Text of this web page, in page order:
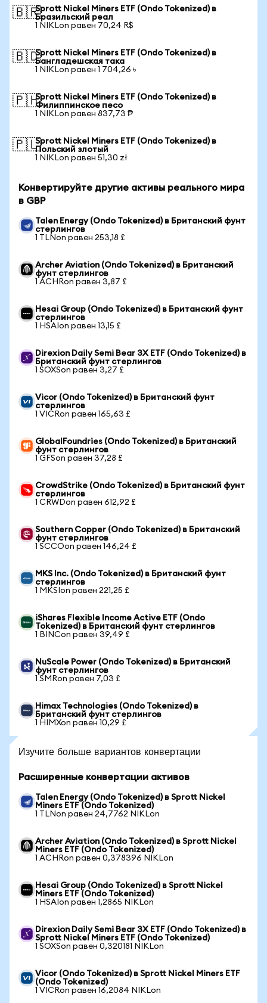
🇧🇷Sprott Nickel Miners ETF (Ondo Tokenized) в
Бразильский реал
1 NIKLon равен 70,24 R$
🇧🇩Sprott Nickel Miners ETF (Ondo Tokenized) в
Бангладешская така
1 NIKLon равен 1 704,26 ৳
🇵🇭Sprott Nickel Miners ETF (Ondo Tokenized) в
Филиппинское песо
1 NIKLon равен 837,73 ₱
🇵🇱Sprott Nickel Miners ETF (Ondo Tokenized) в
Польский злотый
1 NIKLon равен 51,30 zł
Конвертируйте другие активы реального мира
в GBP
Talen Energy (Ondo Tokenized) в Британский фунт
стерлингов
1 TLNon равен 253,18 £
Archer Aviation (Ondo Tokenized) в Британский
фунт стерлингов
1 ACHRon равен 3,87 £
Hesai Group (Ondo Tokenized) в Британский фунт
стерлингов
1 HSAIon равен 13,15 £
Direxion Daily Semi Bear 3X ETF (Ondo Tokenized) в
Британский фунт стерлингов
1 SOXSon равен 3,27 £
Vicor (Ondo Tokenized) в Британский фунт
стерлингов
1 VICRon равен 165,63 £
GlobalFoundries (Ondo Tokenized) в Британский
фунт стерлингов
1 GFSon равен 37,28 £
CrowdStrike (Ondo Tokenized) в Британский фунт
стерлингов
1 CRWDon равен 612,92 £
Southern Copper (Ondo Tokenized) в Британский
фунт стерлингов
1 SCCOon равен 146,24 £
MKS Inc. (Ondo Tokenized) в Британский фунт
стерлингов
1 MKSIon равен 221,25 £
iShares Flexible Income Active ETF (Ondo
Tokenized) в Британский фунт стерлингов
1 BINCon равен 39,49 £
NuScale Power (Ondo Tokenized) в Британский
фунт стерлингов
1 SMRon равен 7,03 £
Himax Technologies (Ondo Tokenized) в
Британский фунт стерлингов
1 HIMXon равен 10,29 £
Изучите больше вариантов конвертации
Расширенные конвертации активов
Talen Energy (Ondo Tokenized) в Sprott Nickel
Miners ETF (Ondo Tokenized)
1 TLNon равен 24,7762 NIKLon
Archer Aviation (Ondo Tokenized) в Sprott Nickel
Miners ETF (Ondo Tokenized)
1 ACHRon равен 0,378396 NIKLon
Hesai Group (Ondo Tokenized) в Sprott Nickel
Miners ETF (Ondo Tokenized)
1 HSAIon равен 1,2865 NIKLon
Direxion Daily Semi Bear 3X ETF (Ondo Tokenized) в
Sprott Nickel Miners ETF (Ondo Tokenized)
1 SOXSon равен 0,320181 NIKLon
Vicor (Ondo Tokenized) в Sprott Nickel Miners ETF
(Ondo Tokenized)
1 VICRon равен 16,2084 NIKLon